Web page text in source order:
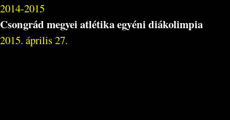
2014-2015
Csongrád megyei atlétika egyéni diákolimpia
2015. április 27.